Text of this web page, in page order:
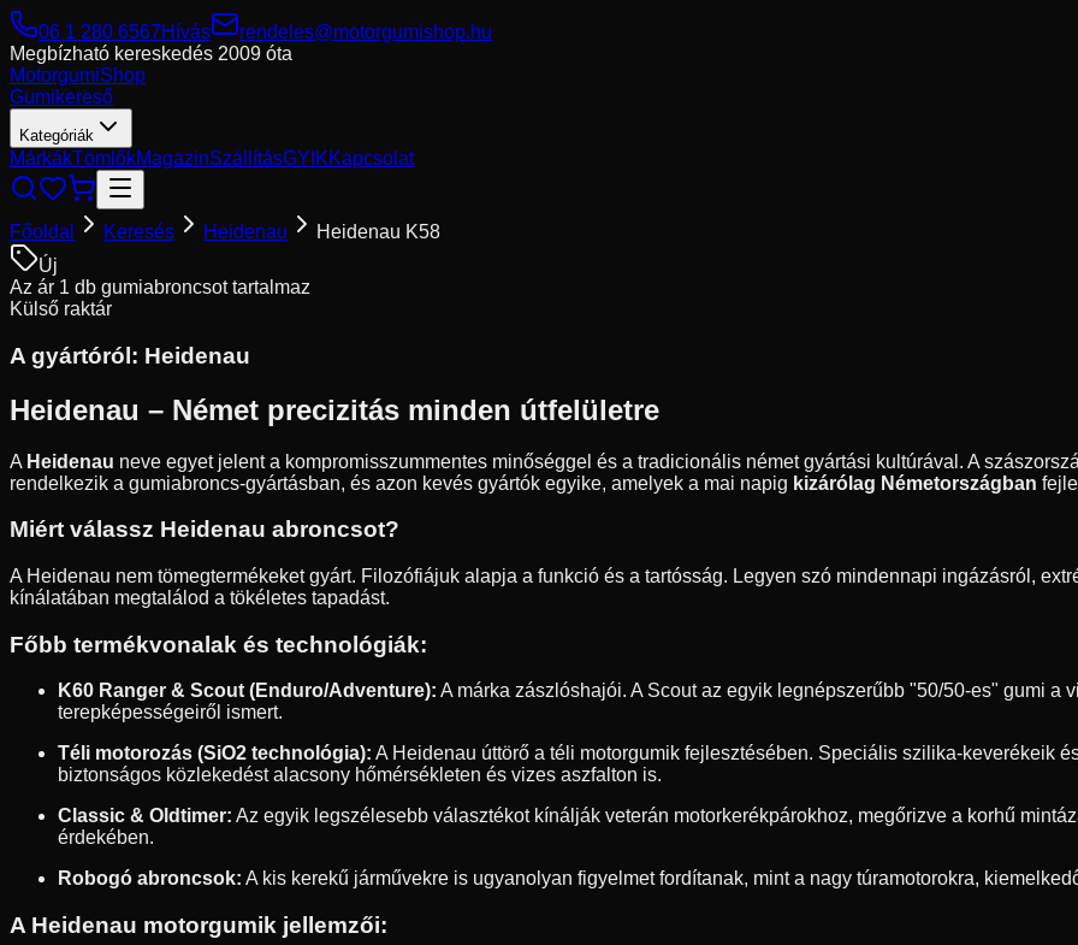
06 1 280 6567Hívás
rendeles@motorgumishop.hu
Megbízható kereskedés 2009 óta
MotorgumiShop
Gumikereső
Kategóriák
MárkákTömlőkMagazinSzállításGYIKKapcsolat
Főoldal Keresés Heidenau
Heidenau K58
Új
Az ár 1 db gumiabroncsot tartalmaz
Külső raktár
A gyártóról: Heidenau
Heidenau – Német precizitás minden útfelületre
A Heidenau neve egyet jelent a kompromisszummentes minőséggel és a tradicionális német gyártási kultúrával. A
rendelkezik a gumiabroncs-gyártásban, és azon kevés gyártók egyike, amelyek a mai napig kizárólag Németországban
Miért válassz Heidenau abroncsot?
A Heidenau nem tömegtermékeket gyárt. Filozófiájuk alapja a funkció és a tartósság. Legyen szó mindennapi ingázásról,
kínálatában megtalálod a tökéletes tapadást.
Főbb termékvonalak és technológiák:
K60 Ranger & Scout (Enduro/Adventure): A márka zászlóshajói. A Scout az egyik legnépszerűbb "50/50-es" gumi a
terepképességeiről ismert.
Téli motorozás (SiO2 technológia): A Heidenau úttörő a téli motorgumik fejlesztésében. Speciális szilika-keverékeik
biztonságos közlekedést alacsony hőmérsékleten és vizes aszfalton is.
Classic & Oldtimer: Az egyik legszélesebb választékot kínálják veterán motorkerékpárokhoz, megőrizve a korhű
érdekében.
Robogó abroncsok: A kis kerekű járművekre is ugyanolyan figyelmet fordítanak, mint a nagy túramotorokra,
A Heidenau motorgumik jellemzői: